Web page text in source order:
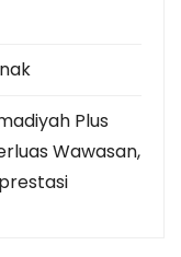
Plus
Wawasan,